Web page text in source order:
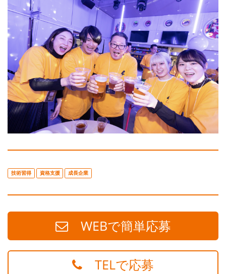
技術習得 資格支援 成長企業
WEBで簡単応募
TELで応募